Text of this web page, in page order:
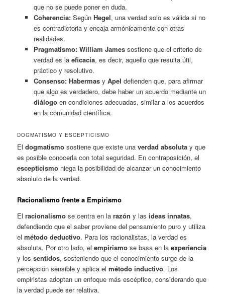
que no se puede poner en duda.
Coherencia:Según Hegel, una verdad solo es válida si no
es contradictoria y encaja armónicamente con otras
realidades.
Pragmatismo: William Jamessostiene que el criterio de
verdad es la eficacia, es decir, aquello que resulta útil,
práctico y resolutivo.
Consenso: Habermasy Apel defienden que, para afirmar
que algo es verdadero, debe haber un acuerdo mediante un
diálogoen condiciones adecuadas, similar a los acuerdos
en la comunidad científica.
DOGMATISMO Y ESCEPTICISMO
Eldogmatismo sostiene que existe unaverdad absoluta y que
es posible conocerla con total seguridad. En contraposición, el
escepticismo niega la posibilidad de alcanzar un conocimiento
absoluto de la verdad.
Racionalismo frente a Empirismo
Elracionalismo se centra en larazón y lasideas innatas,
defendiendo que el saber proviene del pensamiento puro y utiliza
elmétodo deductivo. Para los racionalistas, la verdad es
absoluta. Por otro lado, elempirismo se basa en laexperiencia
y lossentidos, sosteniendo que el conocimiento surge de la
percepción sensible y aplica elmétodo inductivo. Los
empiristas adoptan un enfoque más escéptico, considerando que
la verdad puede ser relativa.